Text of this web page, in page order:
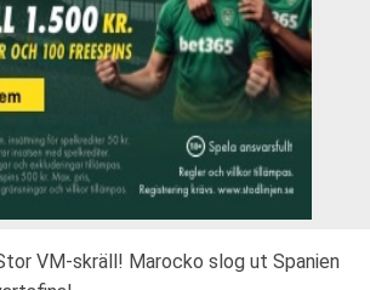
VM-skräll! Marocko slog ut Spanien